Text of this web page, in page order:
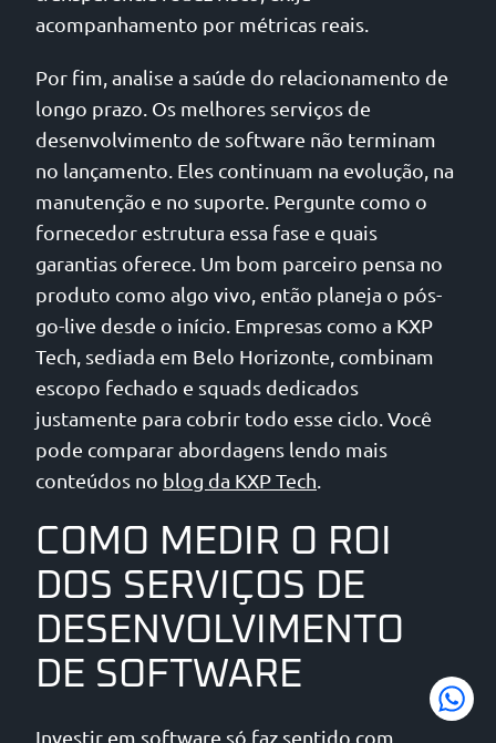
acompanhamento por métricas reais.
Por fim, analise a saúde do relacionamento de
longo prazo. Os melhores serviços de
desenvolvimento de software não terminam
no lançamento. Eles continuam na evolução, na
manutenção e no suporte. Pergunte como o
fornecedor estrutura essa fase e quais
garantias oferece. Um bom parceiro pensa no
produto como algo vivo, então planeja o pós-
go-live desde o início. Empresas como a KXP
Tech, sediada em Belo Horizonte, combinam
escopo fechado e squads dedicados
justamente para cobrir todo esse ciclo. Você
pode comparar abordagens lendo mais
conteúdos no blog da KXP Tech
COMO MEDIR O ROI
DOS SERVIÇOS DE
DESENVOLVIMENTO
DE SOFTWARE
Investir em software só faz sentido com